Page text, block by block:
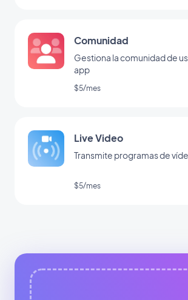
Comunidad
Gestiona la comunidad de
app
$5/mes
Live Video
Transmite programas de
$5/mes